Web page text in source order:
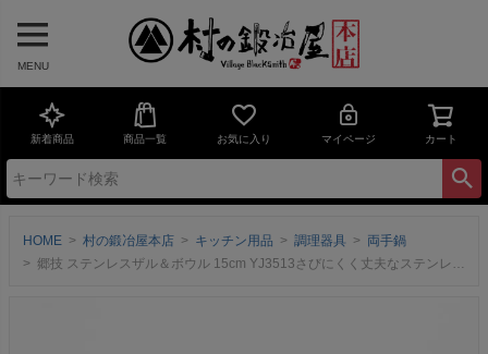
MENU
新着商品 商品一覧 お気に入り マイページ カート
HOME 村の鍛冶屋本店 キッチン用品 調理器具
両手鍋
郷技 ステンレスザル＆ボウル 15cm YJ3513さびにくく丈夫なステンレス製 セットで使えるメイド・イン・燕三条 ヨシカワ